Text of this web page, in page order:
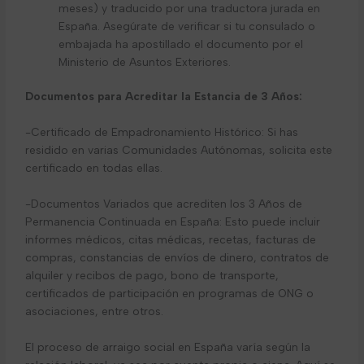
meses) y traducido por una traductora jurada en
España. Asegúrate de verificar si tu consulado o
embajada ha apostillado el documento por el
Ministerio de Asuntos Exteriores.
Documentos para Acreditar la Estancia de 3 Años:
-Certificado de Empadronamiento Histórico: Si has
residido en varias Comunidades Autónomas, solicita este
certificado en todas ellas.
-Documentos Variados que acrediten los 3 Años de
Permanencia Continuada en España: Esto puede incluir
informes médicos, citas médicas, recetas, facturas de
compras, constancias de envíos de dinero, contratos de
alquiler y recibos de pago, bono de transporte,
certificados de participación en programas de ONG o
asociaciones, entre otros.
El proceso de arraigo social en España varía según la